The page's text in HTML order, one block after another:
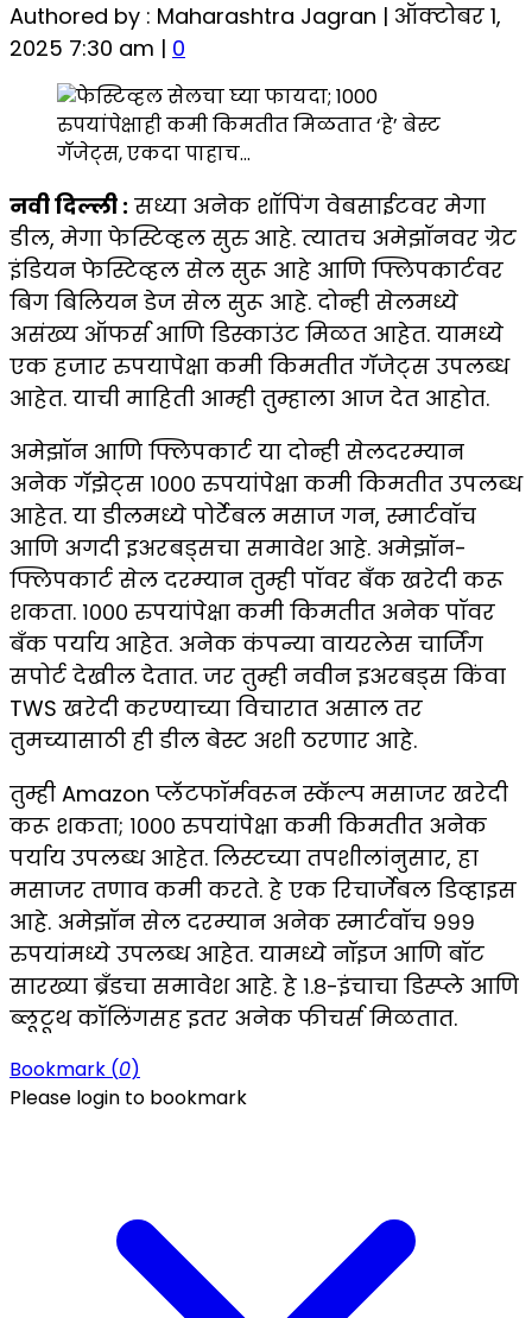
Authored by : Maharashtra Jagran | ऑक्टोबर 1,
2025 7:30 am | 0
नवी दिल्ली : सध्या अनेक शॉपिंग वेबसाईटवर मेगा
डील, मेगा फेस्टिव्हल सुरु आहे. त्यातच अमेझॉनवर ग्रेट
इंडियन फेस्टिव्हल सेल सुरू आहे आणि फ्लिपकार्टवर
बिग बिलियन डेज सेल सुरू आहे. दोन्ही सेलमध्ये
असंख्य ऑफर्स आणि डिस्काउंट मिळत आहेत. यामध्ये
एक हजार रुपयापेक्षा कमी किमतीत गॅजेट्स उपलब्ध
आहेत. याची माहिती आम्ही तुम्हाला आज देत आहोत.
अमेझॉन आणि फ्लिपकार्ट या दोन्ही सेलदरम्यान
अनेक गॅझेट्स १००० रुपयांपेक्षा कमी किमतीत उपलब्ध
आहेत. या डीलमध्ये पोर्टेबल मसाज गन, स्मार्टवॉच
आणि अगदी इअरबड्सचा समावेश आहे. अमेझॉन-
फ्लिपकार्ट सेल दरम्यान तुम्ही पॉवर बँक खरेदी करू
शकता. १००० रुपयांपेक्षा कमी किमतीत अनेक पॉवर
बँक पर्याय आहेत. अनेक कंपन्या वायरलेस चार्जिंग
सपोर्ट देखील देतात. जर तुम्ही नवीन इअरबड्स किंवा
TWS खरेदी करण्याच्या विचारात असाल तर
तुमच्यासाठी ही डील बेस्ट अशी ठरणार आहे.
तुम्ही Amazon प्लॅटफॉर्मवरून स्कॅल्प मसाजर खरेदी
करू शकता; १००० रुपयांपेक्षा कमी किमतीत अनेक
पर्याय उपलब्ध आहेत. लिस्टच्या तपशीलांनुसार, हा
मसाजर तणाव कमी करते. हे एक रिचार्जेबल डिव्हाइस
आहे. अमेझॉन सेल दरम्यान अनेक स्मार्टवॉच ९९९
रुपयांमध्ये उपलब्ध आहेत. यामध्ये नॉइज आणि बॉट
सारख्या ब्रँडचा समावेश आहे. हे १.८-इंचाचा डिस्प्ले आणि
ब्लूटूथ कॉलिंगसह इतर अनेक फीचर्स मिळतात.
Bookmark (0)
Please login to bookmark